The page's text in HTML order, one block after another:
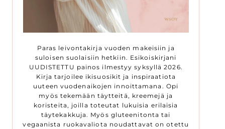
Paras leivontakirja vuoden makeisiin ja
suloisen suolaisiin hetkiin. Esikoiskirjani
UUDISTETTU painos ilmestyy syksyllä 2026.
Kirja tarjoilee ikisuosikit ja inspiraatiota
uuteen vuodenaikojen innoittamana. Opi
myös tekemään täytteitä, kreemejä ja
koristeita, joilla toteutat lukuisia erilaisia
täytekakkuja. Myös gluteenitonta tai
vegaanista ruokavaliota noudattavat on otettu